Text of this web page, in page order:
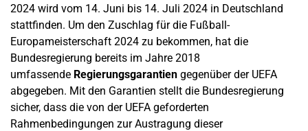
2024 wird vom 14. Juni bis 14. Juli 2024 in Deutschland
stattfinden. Um den Zuschlag für die Fußball-
Europameisterschaft 2024 zu bekommen, hat die
Bundesregierung bereits im Jahre 2018
umfassende Regierungsgarantien gegenüber der UEFA
abgegeben. Mit den Garantien stellt die Bundesregierung
sicher, dass die von der UEFA geforderten
Rahmenbedingungen zur Austragung dieser